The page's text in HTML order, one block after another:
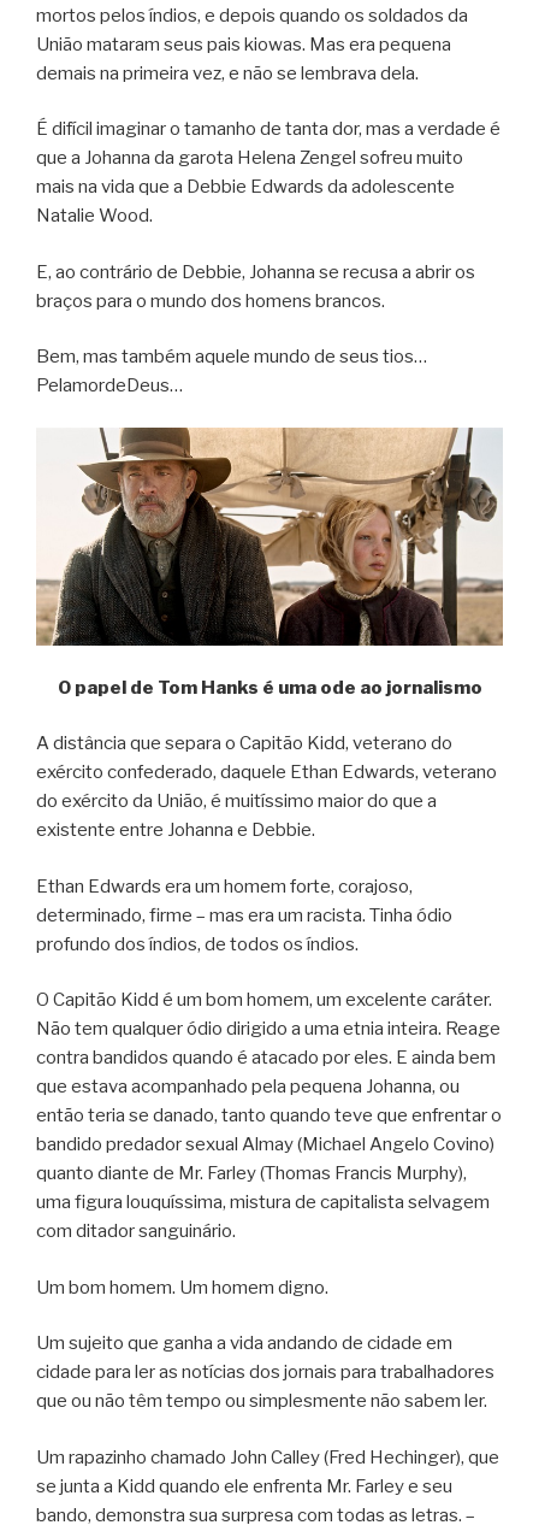
mortos pelos índios, e depois quando os soldados da
União mataram seus pais kiowas. Mas era pequena
demais na primeira vez, e não se lembrava dela.
É difícil imaginar o tamanho de tanta dor, mas a verdade é
que a Johanna da garota Helena Zengel sofreu muito
mais na vida que a Debbie Edwards da adolescente
Natalie Wood.
E, ao contrário de Debbie, Johanna se recusa a abrir os
braços para o mundo dos homens brancos.
Bem, mas também aquele mundo de seus tios…
PelamordeDeus…
O papel de Tom Hanks é uma ode ao jornalismo
A distância que separa o Capitão Kidd, veterano do
exército confederado, daquele Ethan Edwards, veterano
do exército da União, é muitíssimo maior do que a
existente entre Johanna e Debbie.
Ethan Edwards era um homem forte, corajoso,
determinado, firme – mas era um racista. Tinha ódio
profundo dos índios, de todos os índios.
O Capitão Kidd é um bom homem, um excelente caráter.
Não tem qualquer ódio dirigido a uma etnia inteira. Reage
contra bandidos quando é atacado por eles. E ainda bem
que estava acompanhado pela pequena Johanna, ou
então teria se danado, tanto quando teve que enfrentar o
bandido predador sexual Almay (Michael Angelo Covino)
quanto diante de Mr. Farley (Thomas Francis Murphy),
uma figura louquíssima, mistura de capitalista selvagem
com ditador sanguinário.
Um bom homem. Um homem digno.
Um sujeito que ganha a vida andando de cidade em
cidade para ler as notícias dos jornais para trabalhadores
que ou não têm tempo ou simplesmente não sabem ler.
Um rapazinho chamado John Calley (Fred Hechinger), que
se junta a Kidd quando ele enfrenta Mr. Farley e seu
bando, demonstra sua surpresa com todas as letras. –